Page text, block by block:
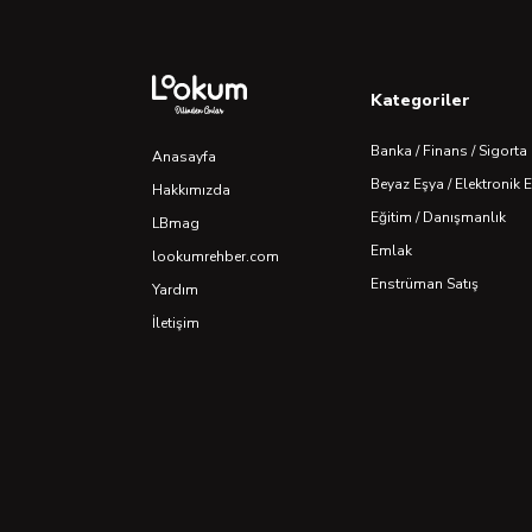
Anasayfa
Hakkımızda
LBmag
lookumrehber.com
Yardım
İletişim
Kategoriler
Banka / Finans / Sigorta
Beyaz Eşya / Elektronik
Eğitim / Danışmanlık
Emlak
Enstrüman Satış